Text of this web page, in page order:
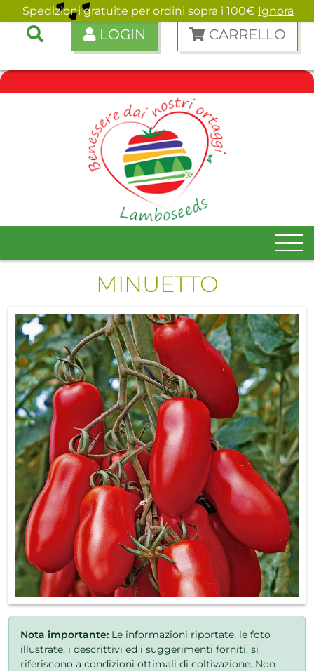
LOGIN CARRELLO
MINUETTO
Nota importante: Le informazioni riportate, le foto
illustrate, i descrittivi ed i suggerimenti forniti, si
riferiscono a condizioni ottimali di coltivazione. Non
Spedizioni gratuite per ordini sopra i 100€ Ignora